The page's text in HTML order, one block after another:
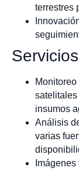
terrestres
insumos
Análisis
varias